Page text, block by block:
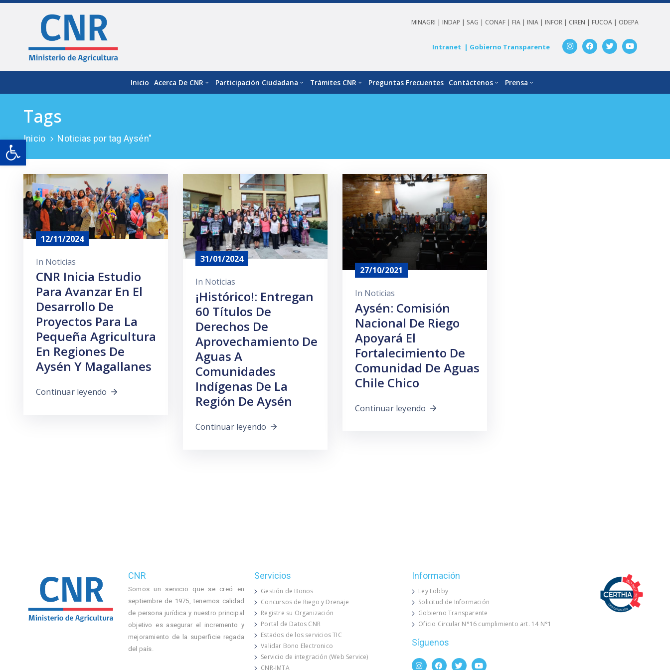
Open toolbar
MINAGRI |INDAP | SAG | CONAF |FIA |INIA |INFOR | CIREN |FUCOA | ODEPA
Intranet | Gobierno Transparente
Inicio Acerca De CNR Participación Ciudadana Trámites CNR Preguntas Frecuentes Contáctenos Prensa
Tags
Inicio Noticias por tag Aysén"
12/11/2024
In Noticias
CNR Inicia Estudio
Para Avanzar En El
Desarrollo De
Proyectos Para La
Pequeña Agricultura
En Regiones De
Aysén Y Magallanes
Continuar leyendo
31/01/2024
In Noticias
¡Histórico!: Entregan
60 Títulos De
Derechos De
Aprovechamiento De
Aguas A
Comunidades
Indígenas De La
Región De Aysén
Continuar leyendo
27/10/2021
In Noticias
Aysén: Comisión
Nacional De Riego
Apoyará El
Fortalecimiento De
Comunidad De Aguas
Chile Chico
Continuar leyendo
CNR
Somos un servicio que se creó en
septiembre de 1975, tenemos calidad
de persona jurídica y nuestro principal
objetivo es asegurar el incremento y
mejoramiento de la superficie regada
del país.
Servicios
Gestión de Bonos
Concursos de Riego y Drenaje
Registre su Organización
Portal de Datos CNR
Estados de los servicios TIC
Validar Bono Electronico
Servicio de integración (Web Service)
CNR-IMTA
Información
Ley Lobby
Solicitud de Información
Gobierno Transparente
Oficio Circular N°16 cumplimiento art. 14 N°1
Síguenos